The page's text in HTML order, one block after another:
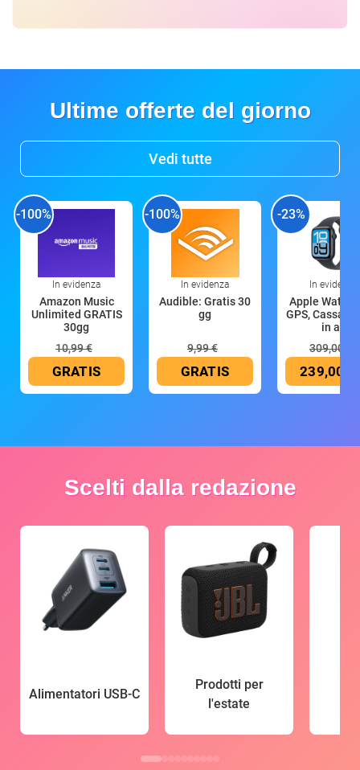
Ultime offerte del giorno
Vedi tutte
-100%
In evidenza
Amazon Music
Unlimited GRATIS
30gg
10,99 €
GRATIS
-100%
In evidenza
Audible: Gratis 30
gg
9,99 €
GRATIS
-23%
In evidenza
Apple Watch
GPS, Cassa
in all
309,00 €
239,00 €
Scelti dalla redazione
Alimentatori USB-C
Prodotti per
l'estate